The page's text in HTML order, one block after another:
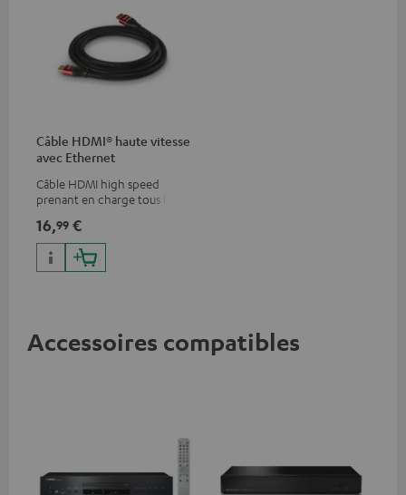
Câble HDMI® haute vitesse
avec Ethernet
Câble HDMI high speed
prenant en charge tous les
50/60p et 4K 3D
16,99 €
Accessoires compatibles